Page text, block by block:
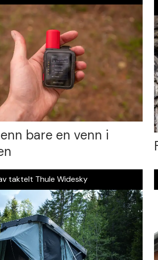
bare en venn i
taktelt Thule Widesky